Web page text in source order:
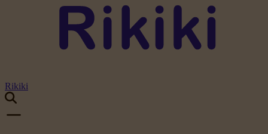
Rikiki